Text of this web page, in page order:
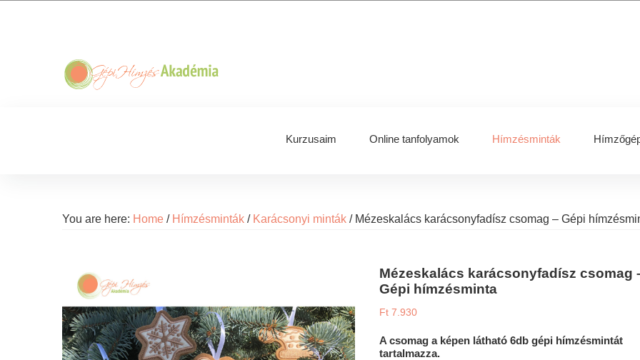
Kurzusaim Online tanfolyamok Hímzésminták
You are here: Home / Hímzésminták / Karácsonyi minták /Mézeskalács karácsonyfadísz csomag – Gépi
Mézeskalács karácsonyfadísz csomag
Gépi hímzésminta
Ft 7.930
A csomag a képen látható 6db gépi hímzésmintát
tartalmazza.